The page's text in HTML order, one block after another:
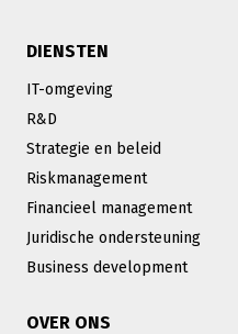
DIENSTEN
IT-omgeving
R&D
Strategie en beleid
Riskmanagement
Financieel management
Juridische ondersteuning
Business development
OVER ONS